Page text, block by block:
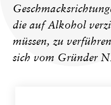
die auf Alkohol
müssen, zu
sich vom Gründer